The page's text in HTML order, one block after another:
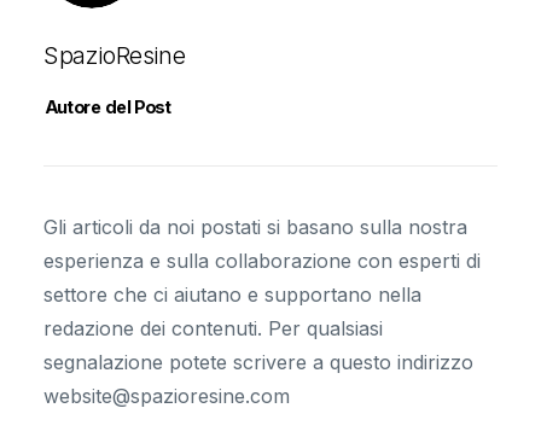
SpazioResine
Autore del Post
Gli articoli da noi postati si basano sulla nostra
esperienza e sulla collaborazione con esperti di
settore che ci aiutano e supportano nella
redazione dei contenuti. Per qualsiasi
segnalazione potete scrivere a questo indirizzo
website@spazioresine.com